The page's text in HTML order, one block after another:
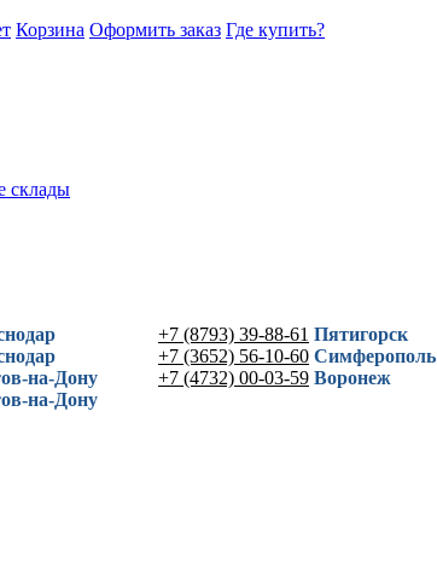
Корзина Оформить заказ Где купить?
склады
на-Дону
на-Дону
+7 (8793) 39-88-61 Пятигорск
+7 (3652) 56-10-60 Симферополь
+7 (4732) 00-03-59 Воронеж